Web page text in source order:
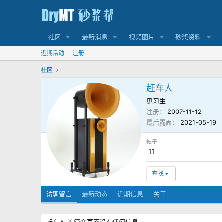
社区 最新消息 视频图片 砂浆资料
近期活动 注册
社区
赶车人
见习生
注册
2007-11-12
最后露面
2021-05-19
帖子
11
查找
访客留言 最新动态 近期信息 关于